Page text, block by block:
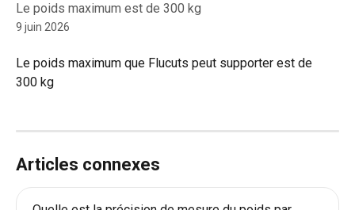
Le poids maximum est de 300 kg
9 juin 2026
Le poids maximum que Flucuts peut supporter est de
300 kg
Articles connexes